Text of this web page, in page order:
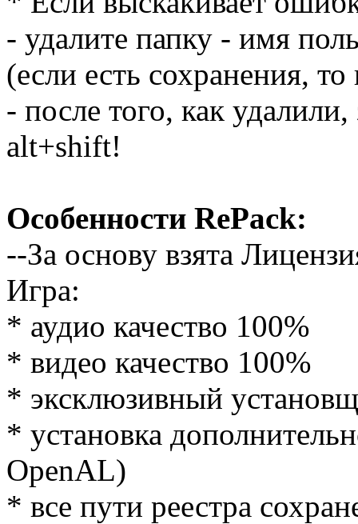
- удалите папку - имя
(если есть сохранения,
- после того, как
alt+shift!
Особенности RePack:
--За основу взята
Игра:
* аудио качество 100%
* видео качество 100%
* эксклюзивный
* установка
OpenAL)
* все пути реестра